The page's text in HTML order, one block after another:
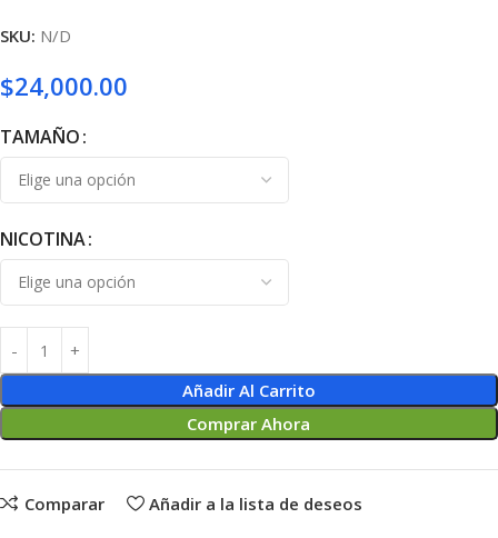
SKU: N/D
$24,000.00
TAMAÑO
NICOTINA
Añadir Al Carrito
Comprar Ahora
Comparar Añadir a la lista de deseos